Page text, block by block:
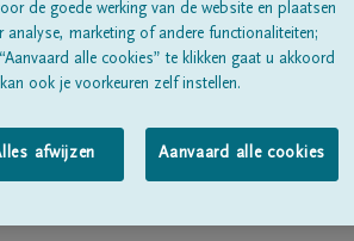
Alle rouwberichten Over ons
de goede werking van de website en plaatsen
marketing of andere functionaliteiten;
alle cookies” te klikken gaat u akkoord
ook je voorkeuren zelf instellen.
afwijzen Aanvaard alle cookies